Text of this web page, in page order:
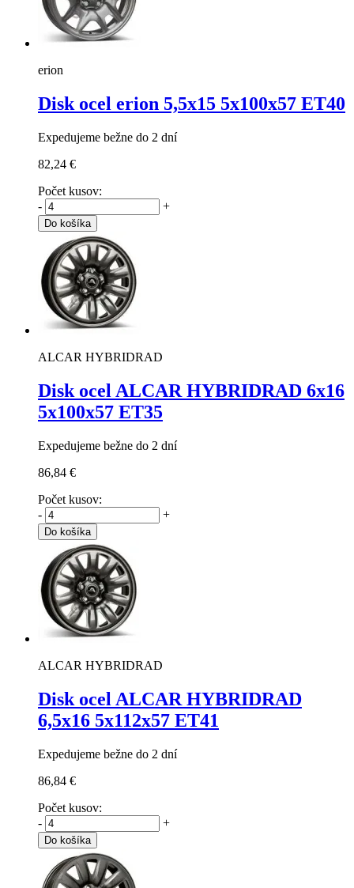
erion
Disk ocel erion 5,5x15 5x100x57 ET40
Expedujeme bežne do 2 dní
82,24 €
Počet kusov:
-
+
Do košíka
ALCAR HYBRIDRAD
Disk ocel ALCAR HYBRIDRAD 6x16
5x100x57 ET35
Expedujeme bežne do 2 dní
86,84 €
Počet kusov:
-
+
Do košíka
ALCAR HYBRIDRAD
Disk ocel ALCAR HYBRIDRAD
6,5x16 5x112x57 ET41
Expedujeme bežne do 2 dní
86,84 €
Počet kusov:
-
+
Do košíka